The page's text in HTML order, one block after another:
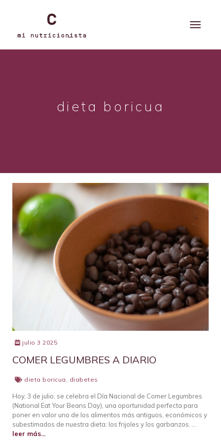
dieta boricua
julio 3 2025
COMER LEGUMBRES A DIARIO
dieta boricua diabetes
Hoy, 3 de julio, se celebra el Día Nacional de Comer Legumbres
(National Eat Your Beans Day), una oportunidad perfecta para
poner en valor uno de los alimentos más antiguos, económicos y
subestimados de nuestra dieta: los frijoles y los garbanzos. …
leer más...